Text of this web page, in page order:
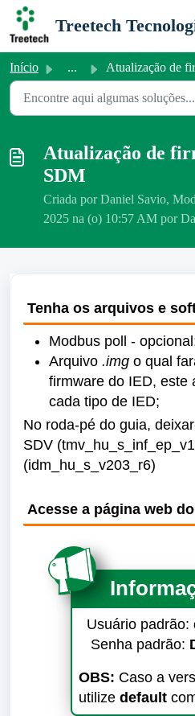
Ir para o conteúdo principal
Treetech
Início ... Atualização de firmware SDV e
Atualização de
SDM
Criada por Daniel Savio,
2025 na (o) 10:57 AM por
Tenha os arquivos e
Modbus poll -
Arquivo .img o qual
firmware do IED, este
cada tipo de IED;
No roda-pé do guia,
SDV
(idm_hu_s_v203_r6)
Acesse a página web
Usuário padrão:
Senha padrão:
OBS: Caso a
utilize default